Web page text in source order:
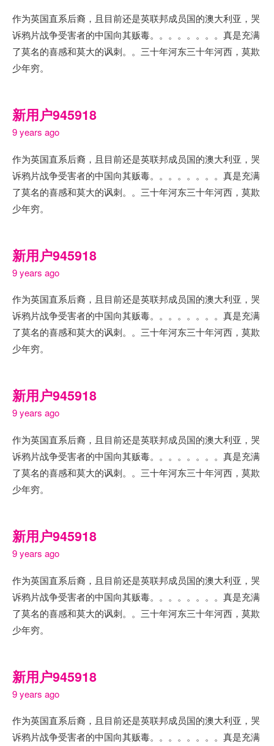
作为英国直系后裔，且目前还是英联邦成员国的澳大利亚，哭
诉鸦片战争受害者的中国向其贩毒。。。。。。。。真是充满
了莫名的喜感和莫大的讽刺。。三十年河东三十年河西，莫欺
少年穷。
新用户945918
9 years ago
作为英国直系后裔，且目前还是英联邦成员国的澳大利亚，哭
诉鸦片战争受害者的中国向其贩毒。。。。。。。。真是充满
了莫名的喜感和莫大的讽刺。。三十年河东三十年河西，莫欺
少年穷。
新用户945918
9 years ago
作为英国直系后裔，且目前还是英联邦成员国的澳大利亚，哭
诉鸦片战争受害者的中国向其贩毒。。。。。。。。真是充满
了莫名的喜感和莫大的讽刺。。三十年河东三十年河西，莫欺
少年穷。
新用户945918
9 years ago
作为英国直系后裔，且目前还是英联邦成员国的澳大利亚，哭
诉鸦片战争受害者的中国向其贩毒。。。。。。。。真是充满
了莫名的喜感和莫大的讽刺。。三十年河东三十年河西，莫欺
少年穷。
新用户945918
9 years ago
作为英国直系后裔，且目前还是英联邦成员国的澳大利亚，哭
诉鸦片战争受害者的中国向其贩毒。。。。。。。。真是充满
了莫名的喜感和莫大的讽刺。。三十年河东三十年河西，莫欺
少年穷。
新用户945918
9 years ago
作为英国直系后裔，且目前还是英联邦成员国的澳大利亚，哭
诉鸦片战争受害者的中国向其贩毒。。。。。。。。真是充满